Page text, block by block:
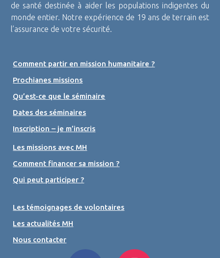
de santé destinée à aider les populations indigentes du
monde entier. Notre expérience de 19 ans de terrain est
l’assurance de votre sécurité.
Comment partir en mission humanitaire ?
Prochianes missions
Qu’est-ce que le séminaire
Dates des séminaires
Inscription – je m’inscris
Les missions avec MH
Comment financer sa mission ?
Qui peut participer ?
Les témoignages de volontaires
Les actualités MH
Nous contacter